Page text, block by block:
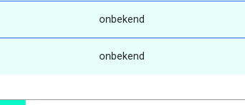
onbekend
onbekend